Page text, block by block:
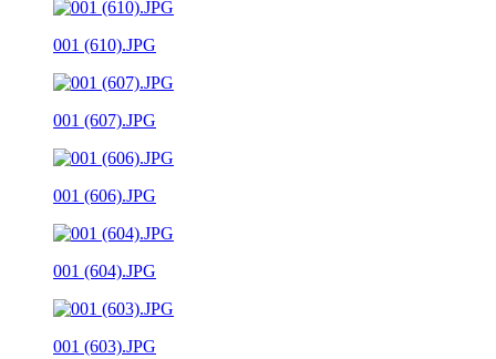
001 (610).JPG
001 (607).JPG
001 (606).JPG
001 (604).JPG
001 (603).JPG